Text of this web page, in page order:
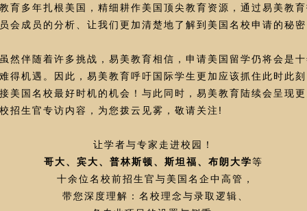
育多年扎根美国，精细耕作美国顶尖教育资源，通过易美教
会成员的分析、让我们更加清楚地了解到美国名校申请的秘
然伴随着许多挑战，易美教育相信，申请美国留学仍将会是
得机遇。因此，易美教育呼吁国际学生更加应该抓住此时此
美国名校最好时机的机会！与此同时，易美教育陆续会呈现
招生官专访内容，为您拨云见雾，敬请关注!
让学者与专家走进校园！
哥大、宾大、普林斯顿、斯坦福、布朗大学等
十余位名校前招生官与美国名企中高管，
带您深度理解：名校理念与录取逻辑、